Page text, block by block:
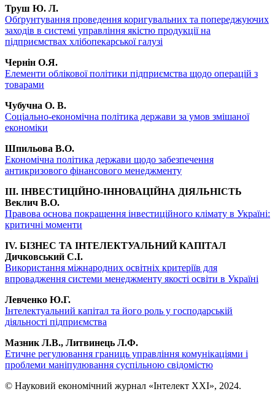
Труш Ю. Л.
Обґрунтування проведення коригувальних та попереджуючих
заходів в системі управління якістю продукції на
підприємствах хлібопекарської галузі
Чернін О.Я.
Елементи облікової політики підприємства щодо операцій з
товарами
Чубучна О. В.
Соціально-економічна політика держави за умов змішаної
економіки
Шпильова В.О.
Економічна політика держави щодо забезпечення
антикризового фінансового менеджменту
III. ІНВЕСТИЦІЙНО-ІННОВАЦІЙНА ДІЯЛЬНІСТЬ
Веклич В.О.
Правова основа покращення інвестиційного клімату в Україні:
критичні моменти
IV. БІЗНЕС ТА ІНТЕЛЕКТУАЛЬНИЙ КАПІТАЛ
Дичковський С.І.
Використання міжнародних освітніх критеріїв для
впровадження системи менеджменту якості освіти в Україні
Левченко Ю.Г.
Інтелектуальний капітал та його роль у господарській
діяльності підприємства
Мазник Л.В., Литвинець Л.Ф.
Етичне регулювання границь управління комунікаціями і
проблеми маніпулювання суспільною свідомістю
© Науковий економічний журнал «Інтелект ХХІ», 2024.